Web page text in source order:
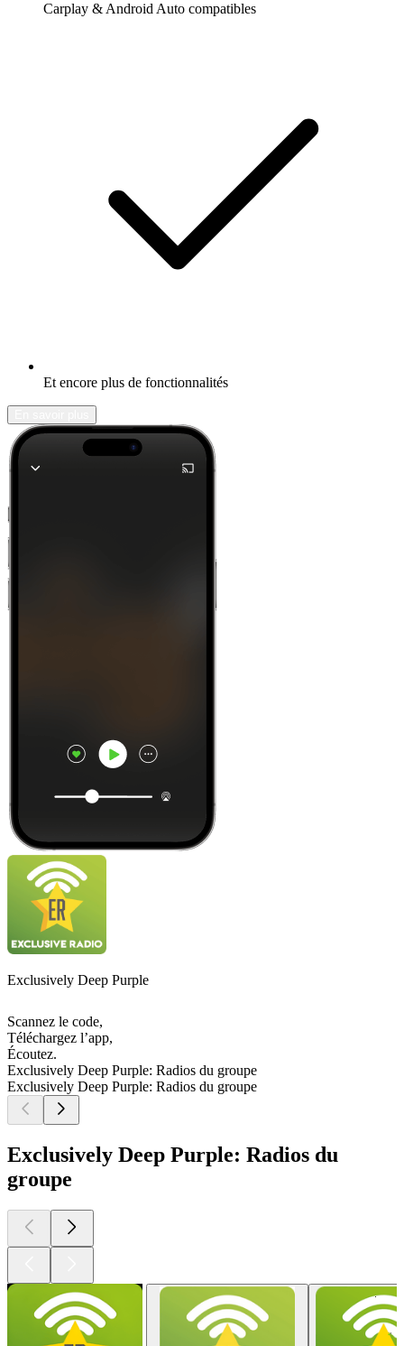
Carplay & Android Auto compatibles
Et encore plus de fonctionnalités
Exclusively Deep Purple
Scannez le code,
Téléchargez l’app,
Écoutez.
Exclusively Deep Purple: Radios du groupe
Exclusively Deep Purple: Radios du groupe
Exclusively Deep Purple: Radios du
groupe